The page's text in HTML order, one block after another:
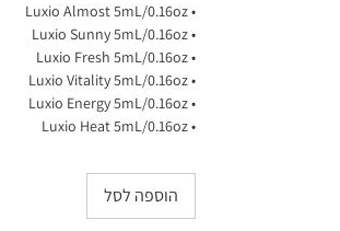
• Luxio Almost 5mL/0.16oz
• Luxio Sunny 5mL/0.16oz
• Luxio Fresh 5mL/0.16oz
• Luxio Vitality 5mL/0.16oz
• Luxio Energy 5mL/0.16oz
• Luxio Heat 5mL/0.16oz
הוספה לסל